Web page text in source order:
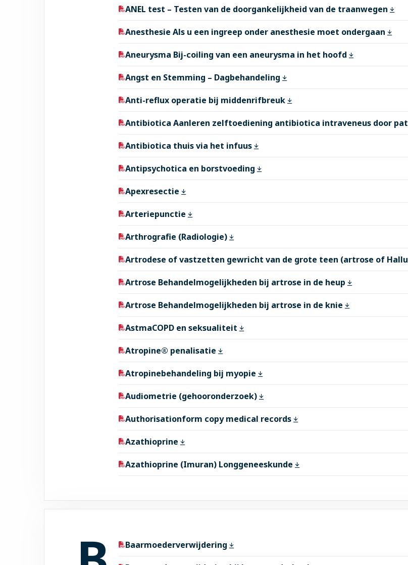
ANEL test – Testen van de doorgankelijkheid van de traanwegen
Anesthesie Als u een ingreep onder anesthesie moet ondergaan
Aneurysma Bij-coiling van een aneurysma in het hoofd
Angst en Stemming – Dagbehandeling
Anti-reflux operatie bij middenrifbreuk
Antibiotica Aanleren zelftoediening antibiotica intraveneus door
Antibiotica thuis via het infuus
Antipsychotica en borstvoeding
Apexresectie
Arteriepunctie
Arthrografie (Radiologie)
Artrodese of vastzetten gewricht van de grote teen (artrose of
Artrose Behandelmogelijkheden bij artrose in de heup
Artrose Behandelmogelijkheden bij artrose in de knie
AstmaCOPD en seksualiteit
Atropine® penalisatie
Atropinebehandeling bij myopie
Audiometrie (gehooronderzoek)
Authorisationform copy medical records
Azathioprine
Azathioprine (Imuran) Longgeneeskunde
Baarmoederverwijdering